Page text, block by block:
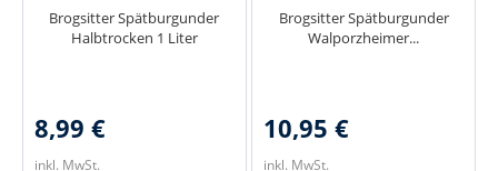
Brogsitter Spätburgunder
Halbtrocken 1 Liter
8,99 €
inkl. MwSt.
Brogsitter Spätburgunder
Walporzheimer...
10,95 €
inkl. MwSt.